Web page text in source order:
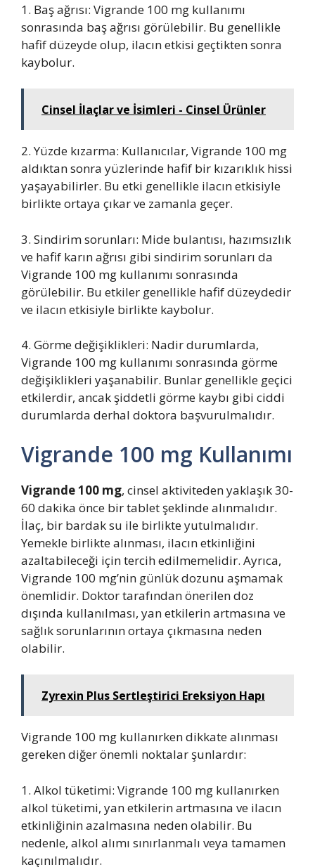
1. Baş ağrısı: Vigrande 100 mg kullanımı
sonrasında baş ağrısı görülebilir. Bu genellikle
hafif düzeyde olup, ilacın etkisi geçtikten sonra
kaybolur.
Cinsel İlaçlar ve İsimleri - Cinsel Ürünler
2. Yüzde kızarma: Kullanıcılar, Vigrande 100 mg
aldıktan sonra yüzlerinde hafif bir kızarıklık hissi
yaşayabilirler. Bu etki genellikle ilacın etkisiyle
birlikte ortaya çıkar ve zamanla geçer.
3. Sindirim sorunları: Mide bulantısı, hazımsızlık
ve hafif karın ağrısı gibi sindirim sorunları da
Vigrande 100 mg kullanımı sonrasında
görülebilir. Bu etkiler genellikle hafif düzeydedir
ve ilacın etkisiyle birlikte kaybolur.
4. Görme değişiklikleri: Nadir durumlarda,
Vigrande 100 mg kullanımı sonrasında görme
değişiklikleri yaşanabilir. Bunlar genellikle geçici
etkilerdir, ancak şiddetli görme kaybı gibi ciddi
durumlarda derhal doktora başvurulmalıdır.
Vigrande 100 mg Kullanımı
Vigrande 100 mg, cinsel aktiviteden yaklaşık 30-
60 dakika önce bir tablet şeklinde alınmalıdır.
İlaç, bir bardak su ile birlikte yutulmalıdır.
Yemekle birlikte alınması, ilacın etkinliğini
azaltabileceği için tercih edilmemelidir. Ayrıca,
Vigrande 100 mg’nin günlük dozunu aşmamak
önemlidir. Doktor tarafından önerilen doz
dışında kullanılması, yan etkilerin artmasına ve
sağlık sorunlarının ortaya çıkmasına neden
olabilir.
Zyrexin Plus Sertleştirici Ereksiyon Hapı
Vigrande 100 mg kullanırken dikkate alınması
gereken diğer önemli noktalar şunlardır:
1. Alkol tüketimi: Vigrande 100 mg kullanırken
alkol tüketimi, yan etkilerin artmasına ve ilacın
etkinliğinin azalmasına neden olabilir. Bu
nedenle, alkol alımı sınırlanmalı veya tamamen
kaçınılmalıdır.